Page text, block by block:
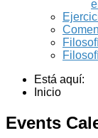
Está aquí:
Inicio
Events